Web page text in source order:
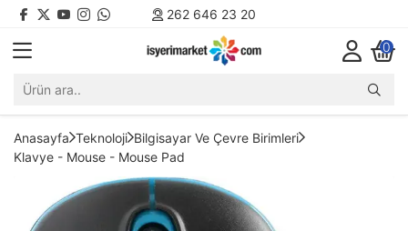
262 646 23 20
0
Anasayfa Teknoloji Bilgisayar Ve Çevre Birimleri
Klavye - Mouse - Mouse Pad